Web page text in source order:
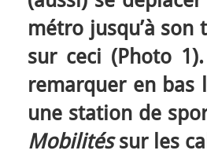
métro jusqu’à
sur ceci (Photo
remarquer en bas
une station de
Mobilitéssur les